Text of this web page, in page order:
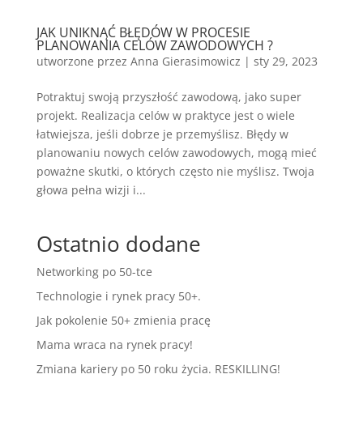
JAK UNIKNĄĆ BŁĘDÓW W PROCESIE
PLANOWANIA CELÓW ZAWODOWYCH ?
utworzone przez Anna Gierasimowicz | sty 29, 2023
Potraktuj swoją przyszłość zawodową, jako super
projekt. Realizacja celów w praktyce jest o wiele
łatwiejsza, jeśli dobrze je przemyślisz. Błędy w
planowaniu nowych celów zawodowych, mogą mieć
poważne skutki, o których często nie myślisz. Twoja
głowa pełna wizji i...
Ostatnio dodane
Networking po 50-tce
Technologie i rynek pracy 50+.
Jak pokolenie 50+ zmienia pracę
Mama wraca na rynek pracy!
Zmiana kariery po 50 roku życia. RESKILLING!